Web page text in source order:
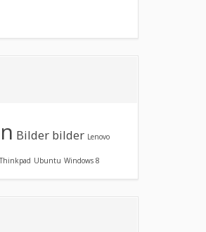
Bilder bilder Lenovo
Thinkpad Ubuntu Windows 8